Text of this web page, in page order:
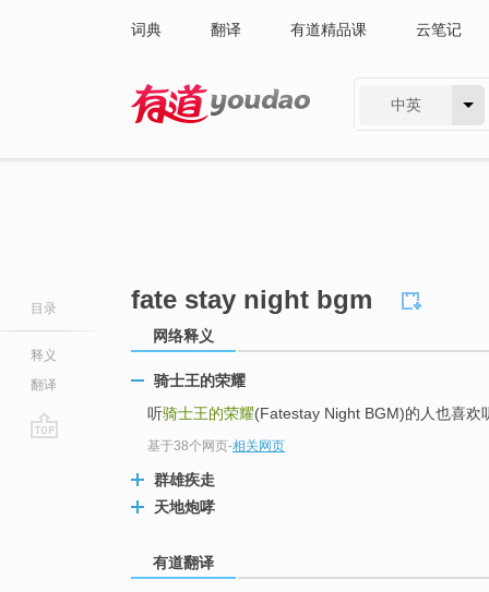
词典 翻译 有道精品课 云笔记
中英
目录
释义
翻译
fate stay night bgm
网络释义
骑士王的荣耀
听骑士王的荣耀(Fatestay Night BGM)的人也喜欢
基于38个网页-相关网页
群雄疾走
天地炮哮
有道翻译